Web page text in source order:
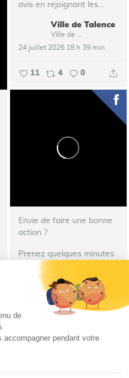
avis en rejoignant les...
Ville de Talence
24 juillet 2026 18 h 39 min
11 4 0
Envie de faire une bonne
action ?
Prenez quelques minutes
de votre temps pour
sauver une vie ! 🩸📆 Une
collecte de don de sang
est organisée ce vendredi
24 juillet 2026 de 15h à